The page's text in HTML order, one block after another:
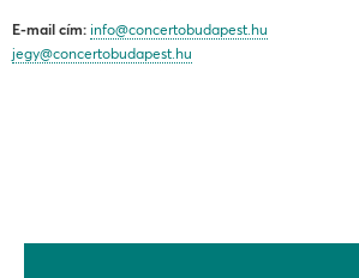
E-mail cím: info@concertobudapest.hu
jegy@concertobudapest.hu